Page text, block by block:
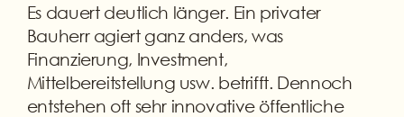
Es dauert deutlich länger. Ein privater
Bauherr agiert ganz anders, was
Finanzierung, Investment,
Mittelbereitstellung usw. betrifft. Dennoch
entstehen oft sehr innovative öffentliche